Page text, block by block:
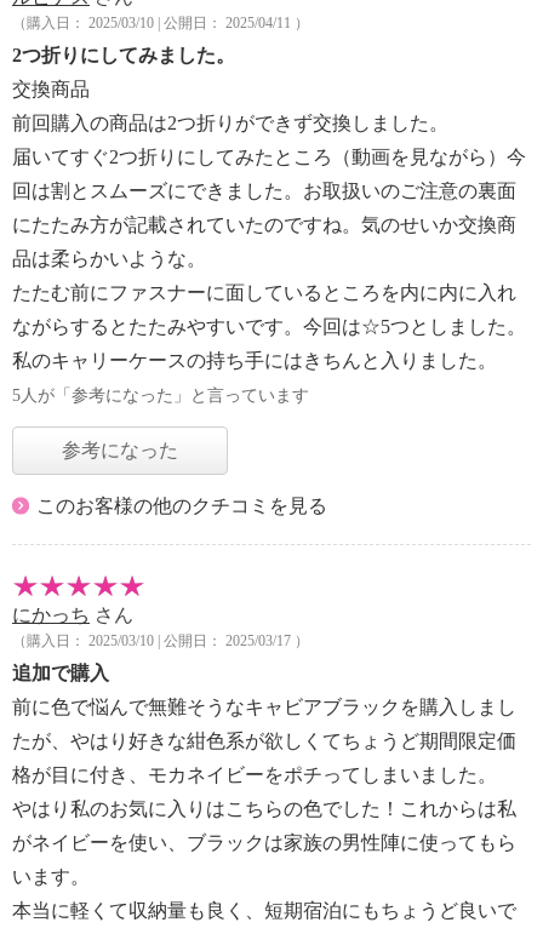
（購入日： 2025/03/10 | 公開日： 2025/04/11 ）
2つ折りにしてみました。
交換商品
前回購入の商品は2つ折りができず交換しました。
届いてすぐ2つ折りにしてみたところ（動画を見ながら）今
回は割とスムーズにできました。お取扱いのご注意の裏面
にたたみ方が記載されていたのですね。気のせいか交換商
品は柔らかいような。
たたむ前にファスナーに面しているところを内に内に入れ
ながらするとたたみやすいです。今回は☆5つとしました。
私のキャリーケースの持ち手にはきちんと入りました。
5人が「参考になった」と言っています
参考になった
このお客様の他のクチコミを見る
にかっち さん
（購入日： 2025/03/10 | 公開日： 2025/03/17 ）
追加で購入
前に色で悩んで無難そうなキャビアブラックを購入しまし
たが、やはり好きな紺色系が欲しくてちょうど期間限定価
格が目に付き、モカネイビーをポチってしまいました。
やはり私のお気に入りはこちらの色でした！これからは私
がネイビーを使い、ブラックは家族の男性陣に使ってもら
います。
本当に軽くて収納量も良く、短期宿泊にもちょうど良いで